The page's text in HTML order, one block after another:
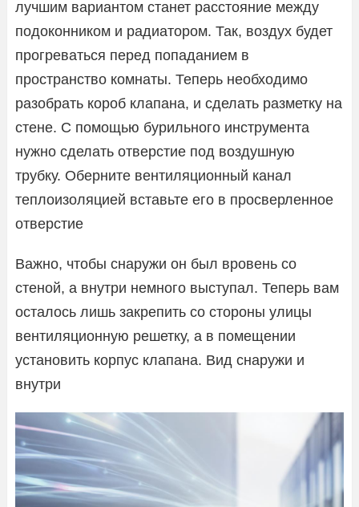
лучшим вариантом станет расстояние между
подоконником и радиатором. Так, воздух будет
прогреваться перед попаданием в
пространство комнаты. Теперь необходимо
разобрать короб клапана, и сделать разметку на
стене. С помощью бурильного инструмента
нужно сделать отверстие под воздушную
трубку. Оберните вентиляционный канал
теплоизоляцией вставьте его в просверленное
отверстие
Важно, чтобы снаружи он был вровень со
стеной, а внутри немного выступал. Теперь вам
осталось лишь закрепить со стороны улицы
вентиляционную решетку, а в помещении
установить корпус клапана. Вид снаружи и
внутри